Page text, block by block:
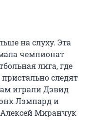
на слуху. Эта
чемпионат
лига, где
следят
играли Дэвид
Лэмпард и
Миранчук